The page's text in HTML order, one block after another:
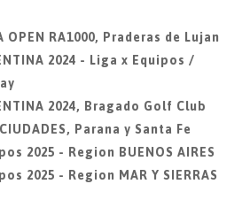
OPEN RA1000, Praderas de Lujan
2024 - Liga x Equipos /
2024, Bragado Golf Club
Parana y Santa Fe
2025 - Region BUENOS AIRES
2025 - Region MAR Y SIERRAS